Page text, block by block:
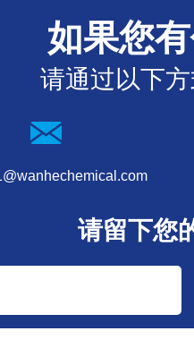
如果您
请通过以下
请留下您